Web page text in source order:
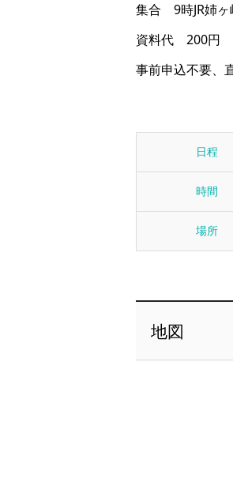
集合 9時JR姉ヶ
資料代 200円
事前申込不要、
日程
時間
場所
地図